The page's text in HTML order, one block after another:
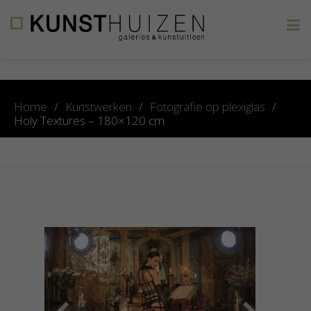
Home / Kunstwerken / Fotografie op plexiglas /
Holy Textures – 180×120 cm